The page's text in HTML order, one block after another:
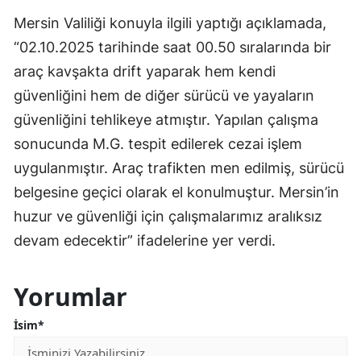
Mersin Valiliği konuyla ilgili yaptığı açıklamada,
“02.10.2025 tarihinde saat 00.50 sıralarında bir
araç kavşakta drift yaparak hem kendi
güvenliğini hem de diğer sürücü ve yayaların
güvenliğini tehlikeye atmıştır. Yapılan çalışma
sonucunda M.G. tespit edilerek cezai işlem
uygulanmıştır. Araç trafikten men edilmiş, sürücü
belgesine geçici olarak el konulmuştur. Mersin’in
huzur ve güvenliği için çalışmalarımız aralıksız
devam edecektir” ifadelerine yer verdi.
Yorumlar
İsim*